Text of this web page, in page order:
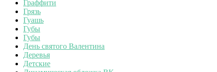
Граффити
Грязь
Гуашь
Губы
Губы
День святого Валентина
Деревья
Детские